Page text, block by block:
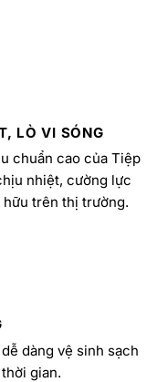
LÒ VI SÓNG
chuẩn cao của Tiệp
nhiệt, cường lực
hữu trên thị trường.
dàng vệ sinh sạch
gian.